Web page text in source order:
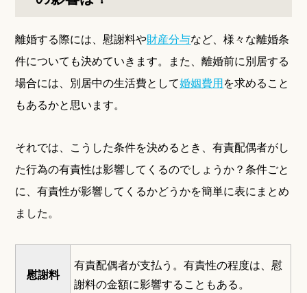
離婚する際には、慰謝料や財産分与など、様々な離婚条
件についても決めていきます。また、離婚前に別居する
場合には、別居中の生活費として婚姻費用を求めること
もあるかと思います。
それでは、こうした条件を決めるとき、有責配偶者がし
た行為の有責性は影響してくるのでしょうか？条件ごと
に、有責性が影響してくるかどうかを簡単に表にまとめ
ました。
慰謝料
有責配偶者が支払う。有責性の程度は、慰
謝料の金額に影響することもある。